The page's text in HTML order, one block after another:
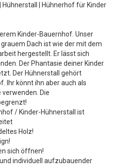
| Hühnerhof für Kinder
Kinder-Bauernhof. Unser
Dach ist wie der mit dem
hergestellt. Er lässt sich
Der Phantasie deiner Kinder
Der Hühnerstall gehört
Ihr könnt ihn aber auch als
Die
/ Kinder-Hühnerstall ist
Holz!
sich öffnen!
individuell aufzubauender